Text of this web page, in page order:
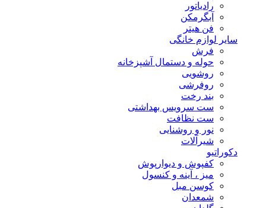
رادیاتور
آبگرمکن
فن هیتر
سایر لوازم خانگی
فرش
حوله و دستمال آشپزخانه
روشویی
روفرشی
بند رخت
ست سرویس بهداشتی
ست نظافت
نور و روشنایی
شیرآلات
دکوراتیو
کفپوش و دیوارپوش
میز ، آینه و کنسول
کوسن مبل
شمعدان